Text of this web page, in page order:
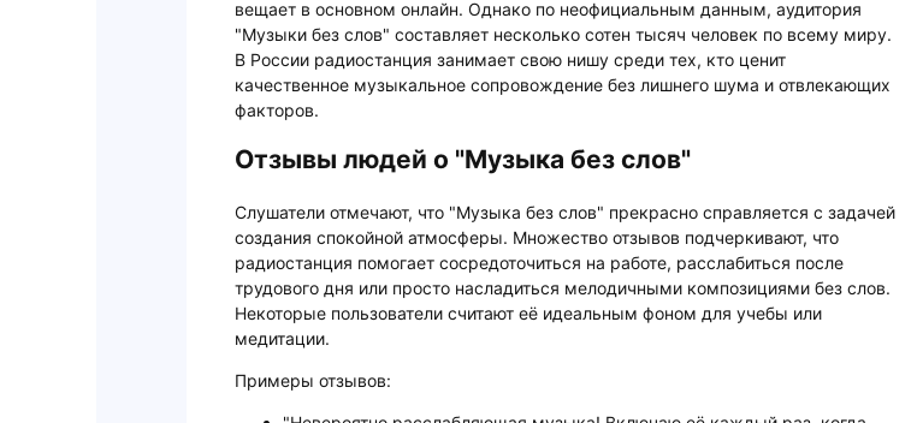
вещает в основном онлайн. Однако по неофициальным данным, аудитория
"Музыки без слов" составляет несколько сотен тысяч человек по всему миру.
В России радиостанция занимает свою нишу среди тех, кто ценит
качественное музыкальное сопровождение без лишнего шума и отвлекающих
факторов.
Отзывы людей о "Музыка без слов"
Слушатели отмечают, что "Музыка без слов" прекрасно справляется с задачей
создания спокойной атмосферы. Множество отзывов подчеркивают, что
радиостанция помогает сосредоточиться на работе, расслабиться после
трудового дня или просто насладиться мелодичными композициями без слов.
Некоторые пользователи считают её идеальным фоном для учебы или
медитации.
Примеры отзывов: